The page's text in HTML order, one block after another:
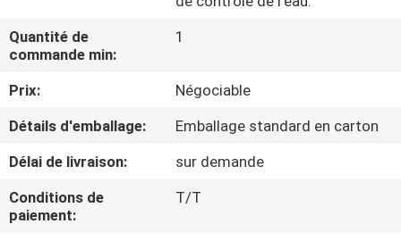
DE
L'USINE
CONTRÔLE
DE
LA
QUALITÉ
Quantité de
commande min:
1
Prix:
Négociable
Détails d'emballage:
Emballage standard en carton
Délai de livraison:
sur demande
Conditions de
paiement:
T/T